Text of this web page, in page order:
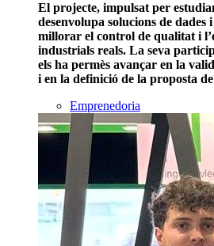
El projecte, impulsat per
desenvolupa solucions de
millorar el control de qualitat i
industrials reals. La seva
els ha permès avançar en la
i en la definició de la proposta
Emprenedoria